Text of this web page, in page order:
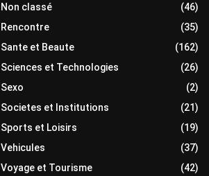
Non classé
(46)
Rencontre
(35)
Sante et Beaute
(162)
Sciences et Technologies
(26)
Sexo
(2)
Societes et Institutions
(21)
Sports et Loisirs
(19)
Vehicules
(37)
Voyage et Tourisme
(42)